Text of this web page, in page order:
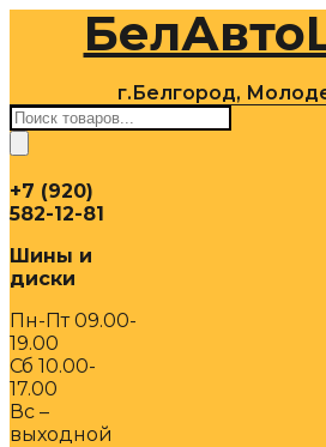
содержимому
г.Белгород,
Поиск
товаров
+7 (920)
582-12-81
Шины и
диски
Пн-Пт 09.00-
19.00
Сб 10.00-
17.00
Вс –
выходной